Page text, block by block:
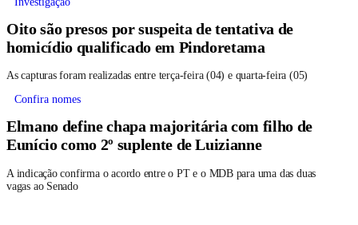
Oito são presos por suspeita de tentativa de
homicídio qualificado em Pindoretama
As capturas foram realizadas entre terça-feira (04) e quarta-feira (05)
Confira nomes
Elmano define chapa majoritária com filho de
Eunício como 2º suplente de Luizianne
A indicação confirma o acordo entre o PT e o MDB para uma das duas
vagas ao Senado